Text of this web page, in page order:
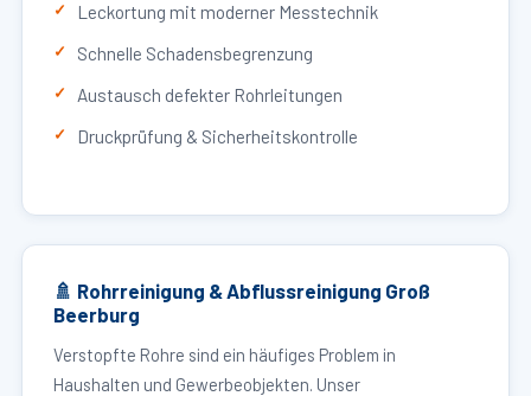
Leckortung mit moderner Messtechnik
Schnelle Schadensbegrenzung
Austausch defekter Rohrleitungen
Druckprüfung & Sicherheitskontrolle
🚿 Rohrreinigung & Abflussreinigung Groß
Beerburg
Verstopfte Rohre sind ein häufiges Problem in
Haushalten und Gewerbeobjekten. Unser